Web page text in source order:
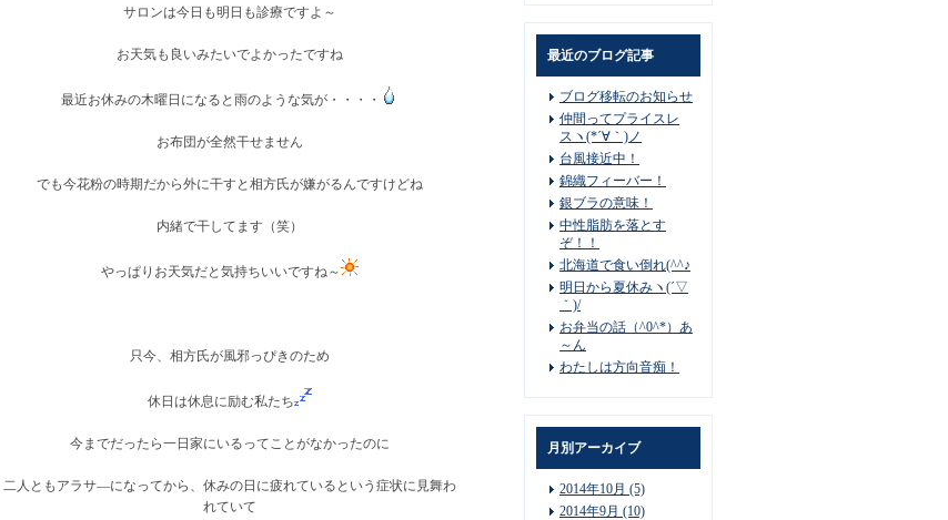
サロンは今日も明日も診療ですよ～
お天気も良いみたいでよかったですね
最近お休みの木曜日になると雨のような気が・・・・
お布団が全然干せません
でも今花粉の時期だから外に干すと相方氏が嫌がるんですけどね
内緒で干してます（笑）
やっぱりお天気だと気持ちいいですね～
只今、相方氏が風邪っぴきのため
休日は休息に励む私たち
今までだったら一日家にいるってことがなかったのに
二人ともアラサ―になってから、休みの日に疲れているという症状に見舞わ
れていて
最近のブログ記事
ブログ移転のお知らせ
仲間ってプライスレ
スヽ(*´∀｀)ノ
台風接近中！
錦織フィーバー！
銀ブラの意味！
中性脂肪を落とす
ぞ！！
北海道で食い倒れ(^^♪
明日から夏休みヽ(´▽
｀)/
お弁当の話（^0^*）あ
～ん
わたしは方向音痴！
月別アーカイブ
2014年10月 (5)
2014年9月 (10)